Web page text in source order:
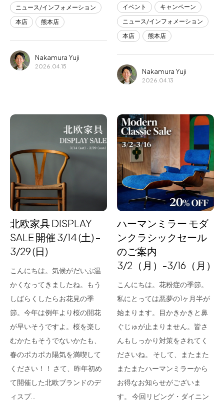
ニュース/インフォメーション
本店
熊本店
Nakamura Yuji
2026.04.15
イベント
キャンペーン
ニュース/インフォメーション
本店
熊本店
Nakamura Yuji
2026.04.13
北欧家具 DISPLAY
SALE 開催 3/14 (土) –
3/29 (日)
こんにちは。気候がだいぶ温
かくなってきましたね。もう
しばらくしたらお花見の季
節。今年は例年より桜の開花
が早いそうですよ。桜を楽し
むかたもそうでないかたも、
春のポカポカ陽気を満喫して
ください！！ さて、昨年初め
て開催した北欧ブランドのデ
ィスプ…
ハーマンミラー モダ
ンクラシックセール
のご案内
3/2（月）-3/16（月）
こんにちは。花粉症の季節。
私にとっては悪夢の1ヶ月半が
始まります。目かきかきと鼻
ぐじゅが止まりません。皆さ
んもしっかり対策をされてく
ださいね。 そして、またまた
またまたハーマンミラーから
お得なお知らせがございま
す。 今回リビング・ダイニン